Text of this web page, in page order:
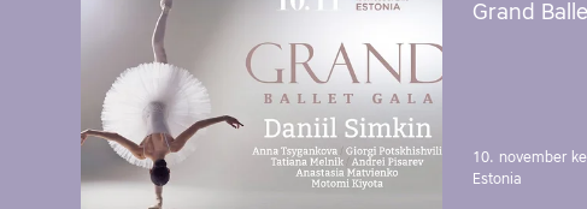
Grand
10. november
Estonia